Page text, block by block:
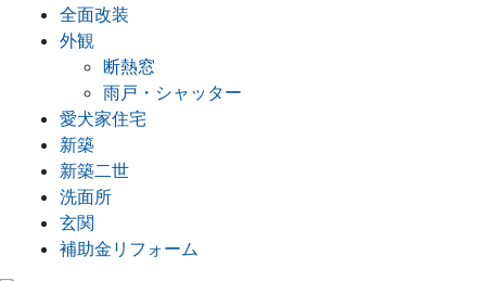
全面改装
外観
断熱窓
雨戸・シャッター
愛犬家住宅
新築
新築二世
洗面所
玄関
補助金リフォーム